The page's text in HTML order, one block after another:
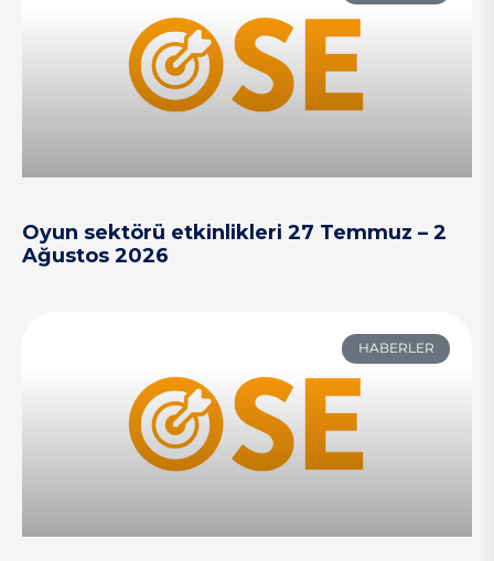
Oyun sektörü etkinlikleri 27 Temmuz – 2
Ağustos 2026
HABERLER